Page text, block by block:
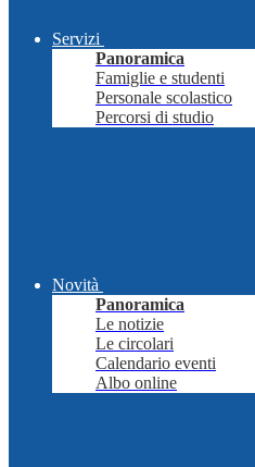
Servizi
Panoramica
Famiglie e studenti
Personale scolastico
Percorsi di studio
Novità
Panoramica
Le notizie
Le circolari
Calendario eventi
Albo online